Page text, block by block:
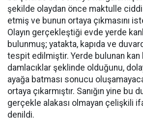
şekilde olaydan önce maktulle
etmiş ve bunun ortaya çıkmasını
Olayın gerçekleştiği evde yerde
bulunmuş; yatakta, kapıda ve
tespit edilmiştir. Yerde bulunan kan
damlacıklar şeklinde olduğunu,
ayağa batması sonucu
ortaya çıkarmıştır. Sanığın yine bu
gerçekle alakası olmayan çelişkili
denildi.